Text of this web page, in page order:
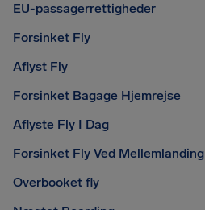
EU-passagerrettigheder
Forsinket Fly
Aflyst Fly
Forsinket Bagage Hjemrejse
Aflyste Fly I Dag
Forsinket Fly Ved Mellemlanding
Overbooket fly